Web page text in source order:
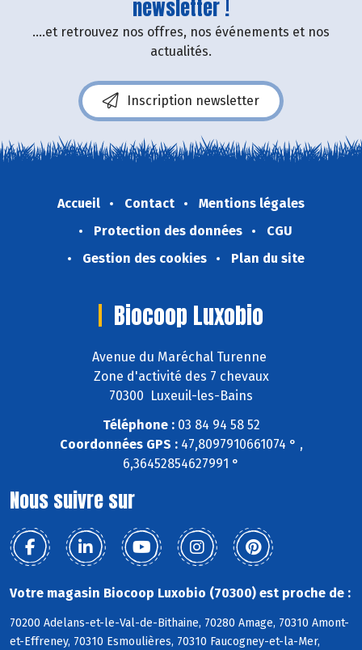
newsletter !
....et retrouvez nos offres, nos événements et nos
actualités.
Inscription newsletter
Accueil Contact
Mentions légales
Protection des données
CGU
Gestion des cookies
Plan du site
Biocoop Luxobio
Avenue du Maréchal Turenne
Zone d'activité des 7 chevaux
70300 Luxeuil-les-Bains
Téléphone :03 84 94 58 52
Coordonnées GPS :47,8097910661074 ° ,
6,36452854627991 °
Nous suivre sur
Votre magasin Biocoop Luxobio (70300) est proche de :
70200 Adelans-et-le-Val-de-Bithaine, 70280 Amage, 70310 Amont-
et-Effreney, 70310 Esmoulières, 70310 Faucogney-et-la-Mer,